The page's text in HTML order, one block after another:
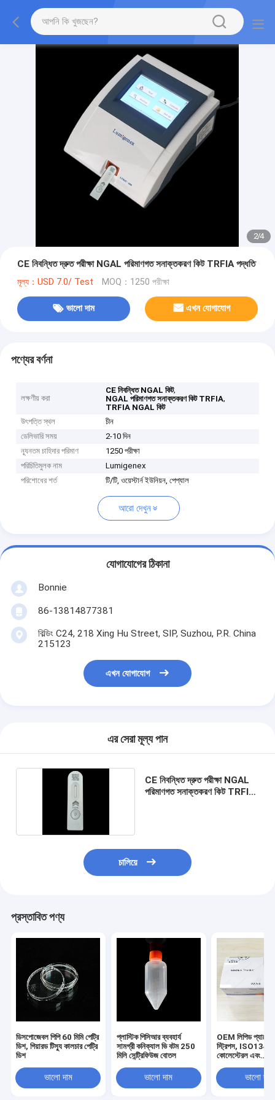
2/4
CE নিবন্ধিত দ্রুত পরীক্ষা NGAL পরিমাণগত সনাক্তকরণ কিট TRFIA পদ্ধতি
মূল্য：USD 7.0/ Test MOQ：1250 পরীক্ষা
ভালো দাম এখন যোগাযোগ
পণ্যের বর্ণনা
লক্ষণীয় করা
CE নিবন্ধিত NGAL কিট,
NGAL পরিমাণগত সনাক্তকরণ কিট TRFIA,
TRFIA NGAL কিট
উৎপত্তি স্থল
চীন
ডেলিভারি সময়
2-10 দিন
ন্যূনতম চাহিদার পরিমাণ
1250 পরীক্ষা
পরিচিতিমুলক নাম
Lumigenex
পরিশোধের শর্ত
টি/টি, ওয়েস্টার্ন ইউনিয়ন, পেপ্যাল
আরো দেখুন
যোগাযোগের ঠিকানা
Bonnie
86-13814877381
বিল্ডিং C24, 218 Xing Hu Street, SIP, Suzhou, P.R. China
215123
এখন যোগাযোগ
এর সেরা মূল্য পান
CE নিবন্ধিত দ্রুত পরীক্ষা NGAL
পরিমাণগত সনাক্তকরণ কিট TRFIA
চালিয়ে
প্রস্তাবিত পণ্য
ডিসপোজেবল পিপি 60 মিমি পেট্রি
ডিশ, গিয়ারড টিস্যু কালচার পেট্রি
ডিশ
ভালো দাম
প্লাস্টিক পিসিআর ব্যবহার্য
সামগ্রী কনিক্যাল ভি বটম 250
মিলি সেন্ট্রিফিউজ বোতল
ভালো দাম
OEM লিপিড প্যানেল
স্ট্রিপস,
কোলেস্টেরল এবং
ভালো দাম